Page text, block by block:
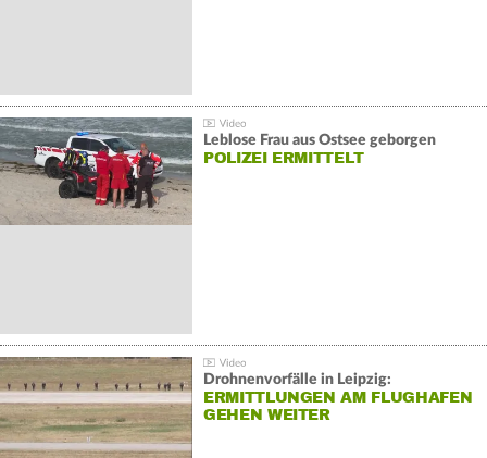
Leblose Frau aus Ostsee geborgen
POLIZEI ERMITTELT
Drohnenvorfälle in Leipzig:
ERMITTLUNGEN AM FLUGHAFEN
GEHEN WEITER